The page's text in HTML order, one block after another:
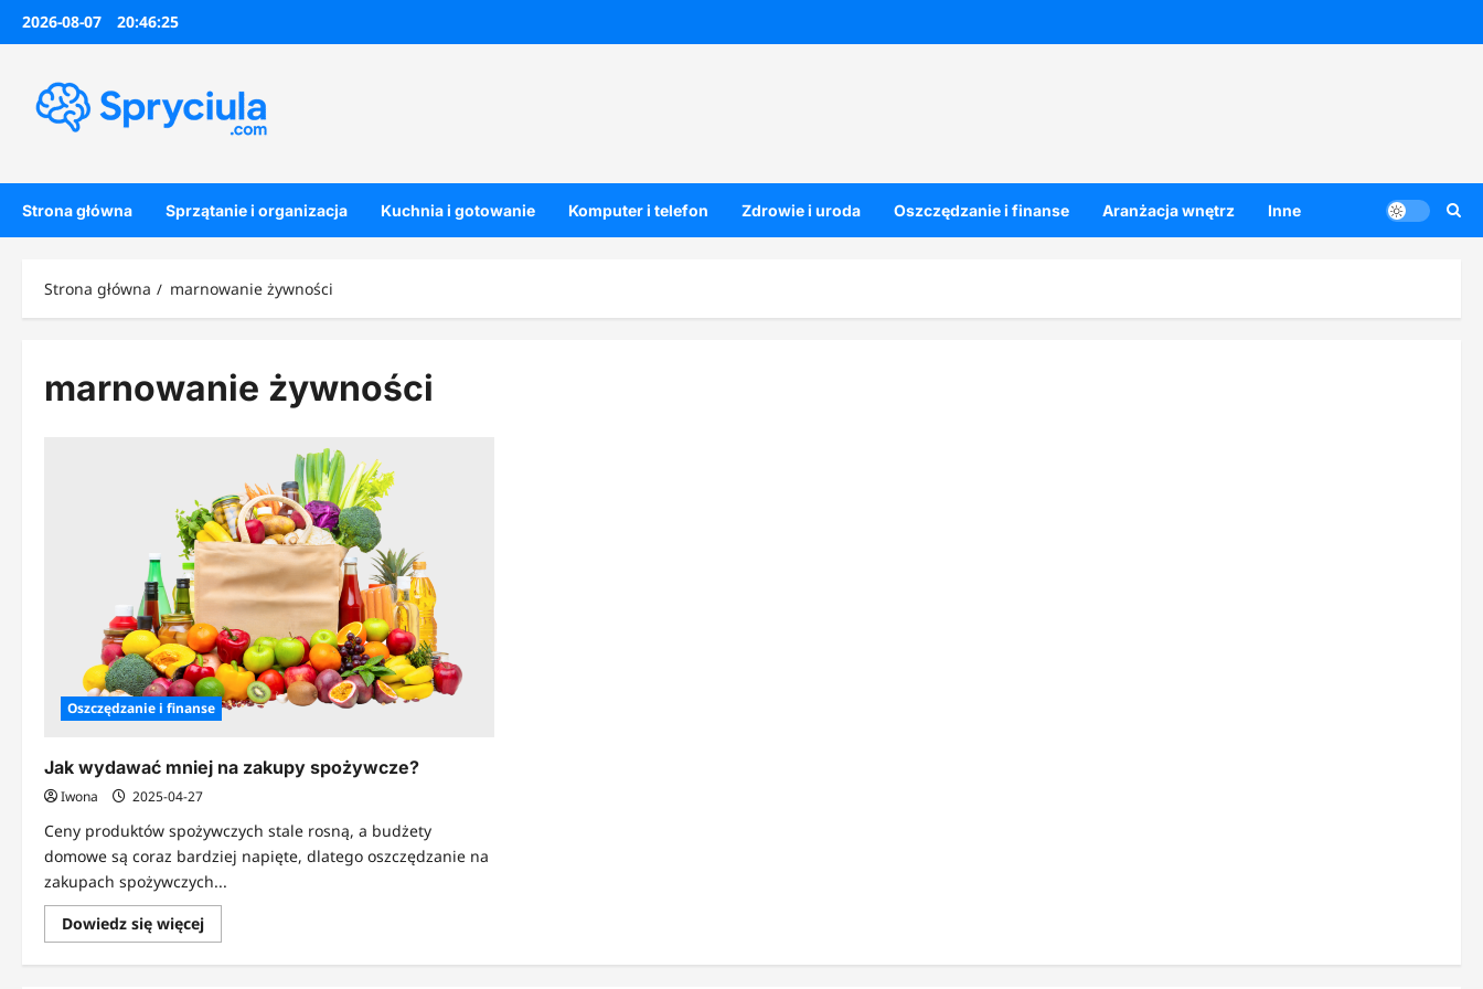
Przejdź
2026-08-07 20:46:25
Strona główna Sprzątanie i organizacja Kuchnia i gotowanie Komputer i telefon Zdrowie i uroda Oszczędzanie i finanse Aranżacja wnętrz Inne
Strona główna marnowanie żywności
marnowanie żywności
Oszczędzanie i finanse
Jak wydawać mniej na zakupy spożywcze?
Iwona 2025-04-27
Ceny produktów spożywczych stale rosną, a budżety
domowe są coraz bardziej napięte, dlatego oszczędzanie na
zakupach spożywczych...
Dowiedz się więcejDowiedz
się
o